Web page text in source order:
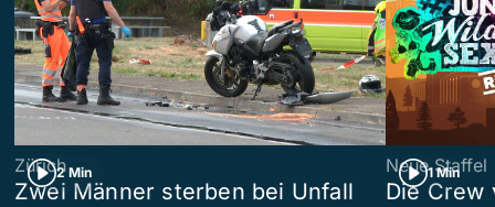
2 Min
Zürich
Zwei Männer sterben bei Unfall
1 Min
Neue Staffel
Die Crew